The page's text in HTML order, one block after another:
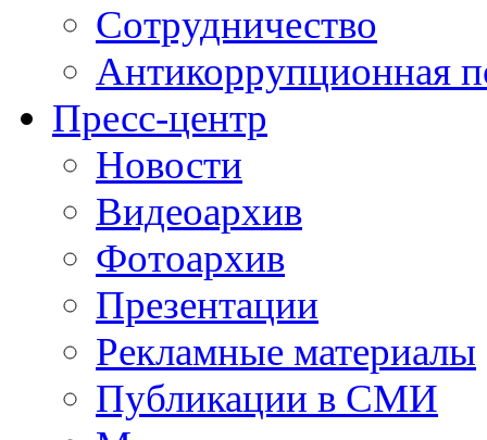
Сотрудничество
Антикоррупционная
Пресс-центр
Новости
Видеоархив
Фотоархив
Презентации
Рекламные материалы
Публикации в СМИ